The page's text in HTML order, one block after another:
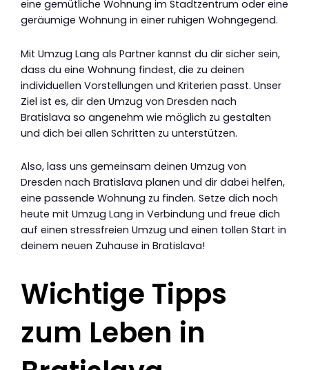
eine gemütliche Wohnung im Stadtzentrum oder eine
geräumige Wohnung in einer ruhigen Wohngegend.
Mit Umzug Lang als Partner kannst du dir sicher sein,
dass du eine Wohnung findest, die zu deinen
individuellen Vorstellungen und Kriterien passt. Unser
Ziel ist es, dir den Umzug von Dresden nach
Bratislava so angenehm wie möglich zu gestalten
und dich bei allen Schritten zu unterstützen.
Also, lass uns gemeinsam deinen Umzug von
Dresden nach Bratislava planen und dir dabei helfen,
eine passende Wohnung zu finden. Setze dich noch
heute mit Umzug Lang in Verbindung und freue dich
auf einen stressfreien Umzug und einen tollen Start in
deinem neuen Zuhause in Bratislava!
Wichtige Tipps
zum Leben in